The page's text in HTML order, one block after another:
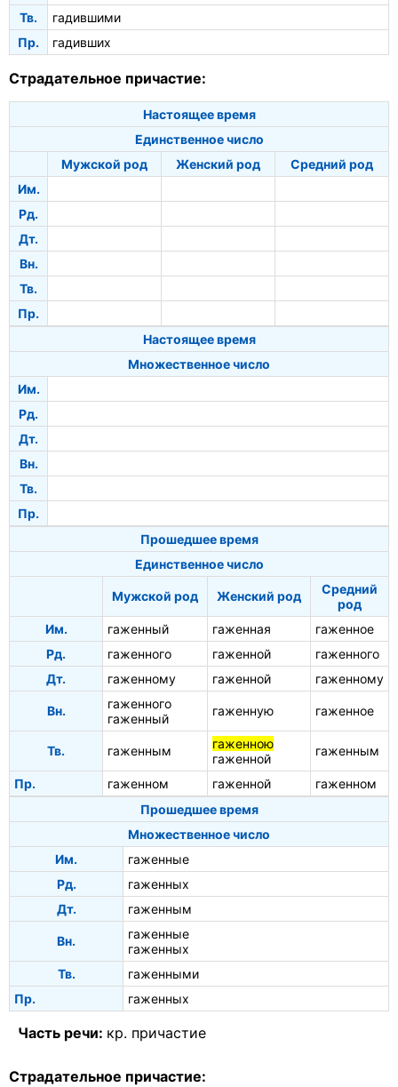
Тв.
гадившими
Пр.
гадивших
Страдательное причастие:
Настоящее время
Единственное число
Мужской род
Женский род
Средний род
Им.
Рд.
Дт.
Вн.
Тв.
Пр.
Настоящее время
Множественное число
Им.
Рд.
Дт.
Вн.
Тв.
Пр.
Прошедшее время
Единственное число
Мужской род Женский род
Средний
род
Им.
гаженный гаженная
гаженное
Рд.
гаженного гаженной
гаженного
Дт.
гаженному гаженной гаженному
Вн.
гаженного
гаженный
гаженную гаженное
Тв. гаженным
гаженною
гаженной
гаженным
Пр. гаженном гаженной
гаженном
Прошедшее время
Множественное число
Им.
гаженные
Рд.
гаженных
Дт.
гаженным
Вн.
гаженные
гаженных
Тв.
гаженными
Пр.
гаженных
Часть речи: кр. причастие
Страдательное причастие: